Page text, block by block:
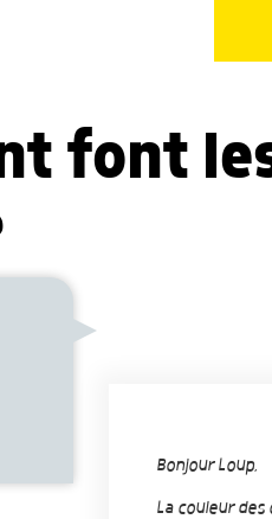
font
Bonjour Loup,
La couleur des